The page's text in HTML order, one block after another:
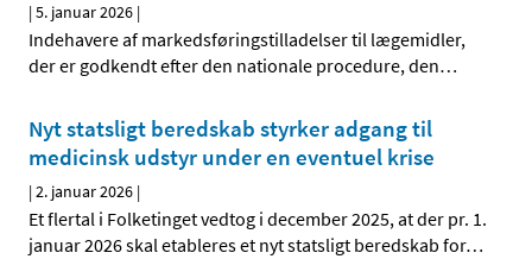
|5. januar 2026 |
Indehavere af markedsføringstilladelser til lægemidler,
der er godkendt efter den nationale procedure, den…
Nyt statsligt beredskab styrker adgang til
medicinsk udstyr under en eventuel krise
|2. januar 2026 |
Et flertal i Folketinget vedtog i december 2025, at der pr. 1.
januar 2026 skal etableres et nyt statsligt beredskab for…